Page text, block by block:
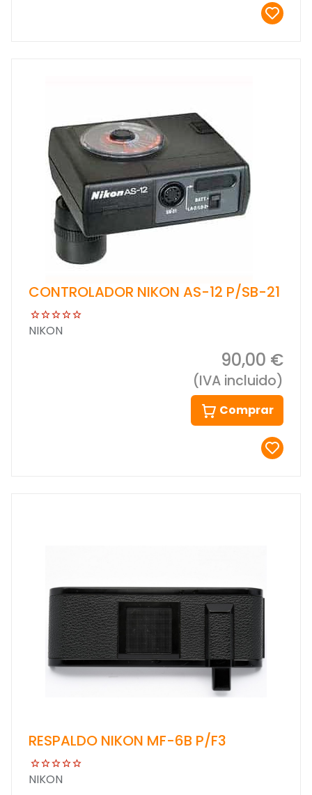
CONTROLADOR NIKON AS-12 P/SB-21
NIKON
90,00 €
(IVA incluido)
Comprar
RESPALDO NIKON MF-6B P/F3
NIKON